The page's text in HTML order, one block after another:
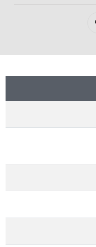
products.sharing